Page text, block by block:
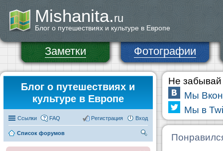
Mishanita.ru
Блог о путешествиях и культуре в Европе
Заметки Фотографии
Блог о путешествиях и
культуре в Европе
Ссылки FAQ Вход
Регистрация
Список форумов
Не забывай
Мы
Мы в